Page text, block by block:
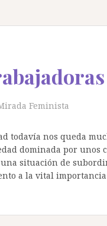
Feminista
todavía nos queda
dominada por unos
situación de
a la vital